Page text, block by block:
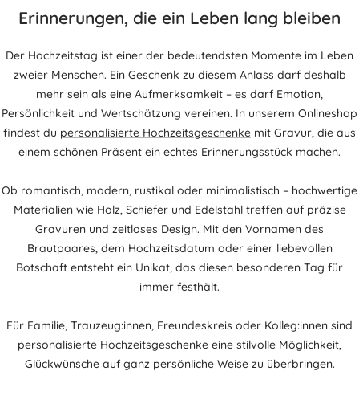
Erinnerungen, die ein Leben lang bleiben
Der Hochzeitstag ist einer der bedeutendsten Momente im Leben
zweier Menschen. Ein Geschenk zu diesem Anlass darf deshalb
mehr sein als eine Aufmerksamkeit – es darf Emotion,
Persönlichkeit und Wertschätzung vereinen. In unserem Onlineshop
findest du personalisierte Hochzeitsgeschenke mit Gravur, die aus
einem schönen Präsent ein echtes Erinnerungsstück machen.
Ob romantisch, modern, rustikal oder minimalistisch – hochwertige
Materialien wie Holz, Schiefer und Edelstahl treffen auf präzise
Gravuren und zeitloses Design. Mit den Vornamen des
Brautpaares, dem Hochzeitsdatum oder einer liebevollen
Botschaft entsteht ein Unikat, das diesen besonderen Tag für
immer festhält.
Für Familie, Trauzeug:innen, Freundeskreis oder Kolleg:innen sind
personalisierte Hochzeitsgeschenke eine stilvolle Möglichkeit,
Glückwünsche auf ganz persönliche Weise zu überbringen.